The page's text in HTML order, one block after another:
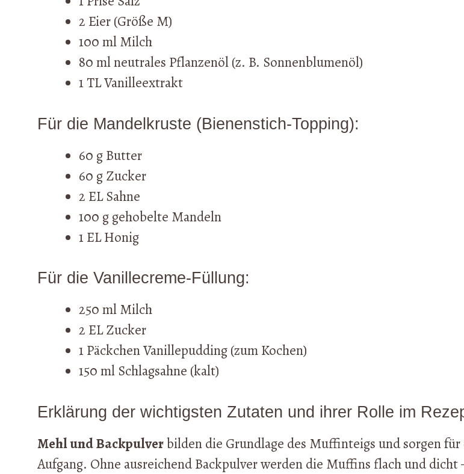
2 Eier (Größe M)
100 ml Milch
80 ml neutrales Pflanzenöl (z. B. Sonnenblumenöl)
1 TL Vanilleextrakt
Für die Mandelkruste (Bienenstich-Topping):
60 g Butter
60 g Zucker
2 EL Sahne
100 g gehobelte Mandeln
1 EL Honig
Für die Vanillecreme-Füllung:
250 ml Milch
2 EL Zucker
1 Päckchen Vanillepudding (zum Kochen)
150 ml Schlagsahne (kalt)
Erklärung der wichtigsten Zutaten und ihrer Rolle im
Mehl und Backpulverbilden die Grundlage des Muffinteigs und sorgen
Aufgang. Ohne ausreichend Backpulver werden die Muffins flach und